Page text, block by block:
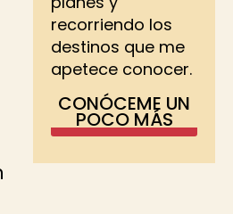
recorriendo los
destinos que me
apetece conocer.
CONÓCEME UN
POCO MÁS